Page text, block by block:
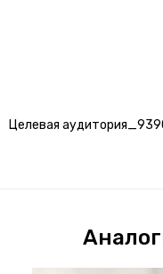
Целевая